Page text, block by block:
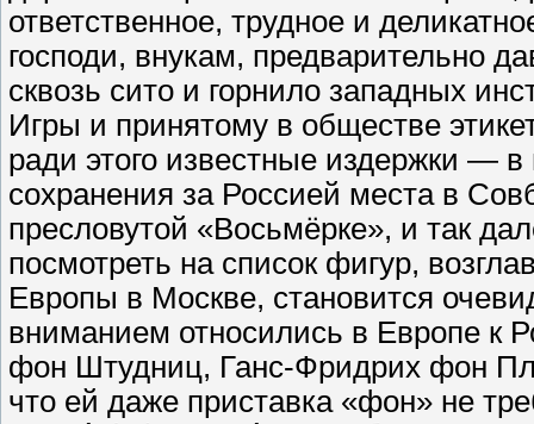
ответственное, трудное и
господи, внукам, предварительно
сквозь сито и горнило западных
Игры и принятому в обществе
ради этого известные издержки —
сохранения за Россией места в
пресловутой «Восьмёрке», и так
посмотреть на список фигур,
Европы в Москве, становится
вниманием относились в Европе к
фон Штудниц, Ганс-Фридрих фон
что ей даже приставка «фон» не